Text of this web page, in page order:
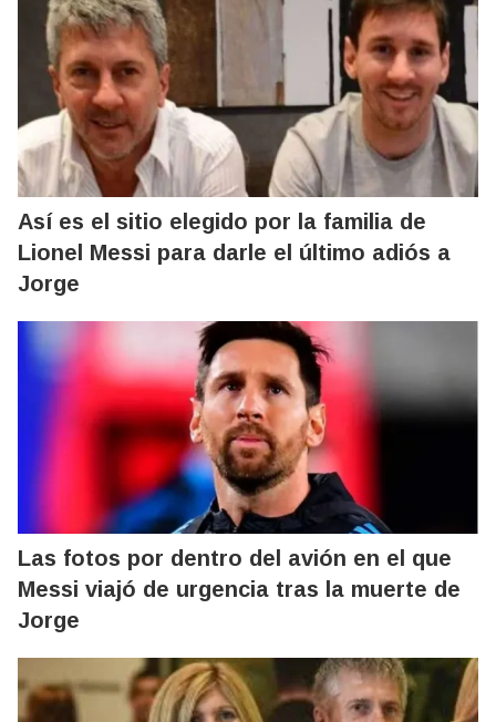
Así es el sitio elegido por la familia de
Lionel Messi para darle el último adiós a
Jorge
Las fotos por dentro del avión en el que
Messi viajó de urgencia tras la muerte de
Jorge